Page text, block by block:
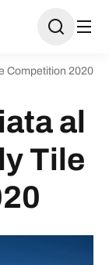
Competition 2020
al
Tile